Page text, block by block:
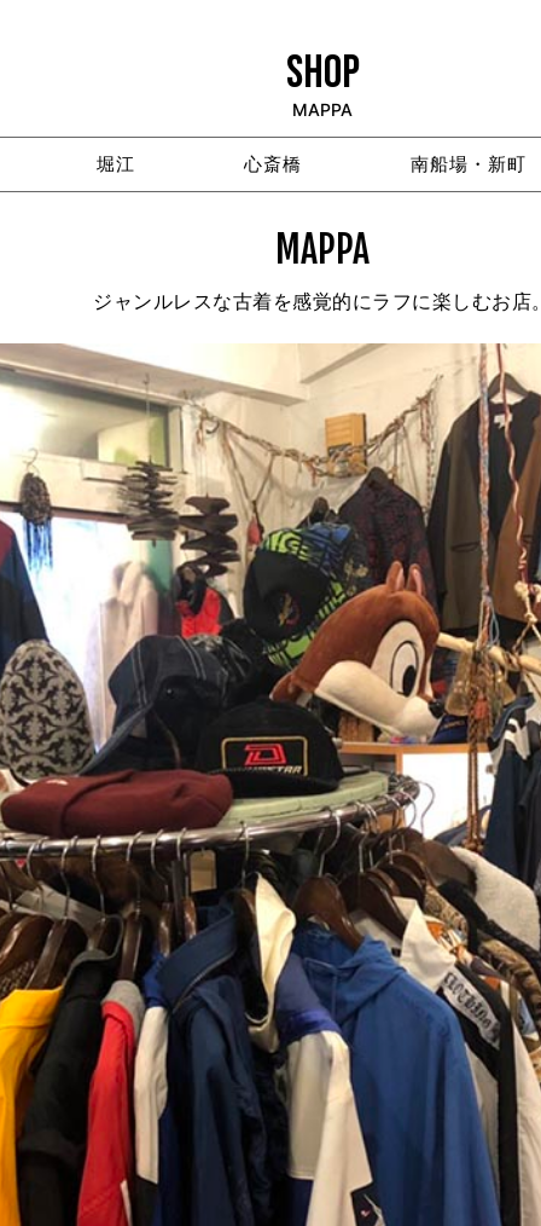
SHOP
MAPPA
堀江 心斎橋 南船場・新町
MAPPA
ジャンルレスな古着を感覚的にラフに楽しむお店。